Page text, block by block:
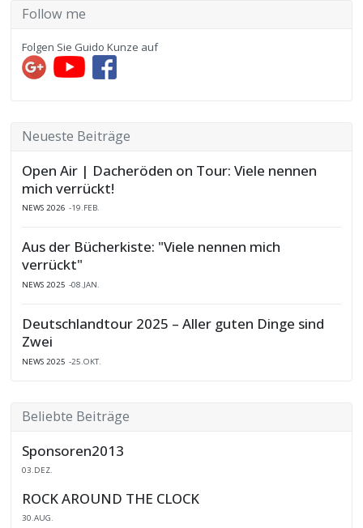
Follow me
Folgen Sie Guido Kunze auf
Neueste Beiträge
Open Air | Dacheröden on Tour: Viele nennen
mich verrückt!
NEWS 2026 19.FEB.
Aus der Bücherkiste: "Viele nennen mich
verrückt"
NEWS 2025 08.JAN.
Deutschlandtour 2025 – Aller guten Dinge sind
Zwei
NEWS 2025 25.OKT.
Beliebte Beiträge
Sponsoren2013
03.DEZ.
ROCK AROUND THE CLOCK
30.AUG.